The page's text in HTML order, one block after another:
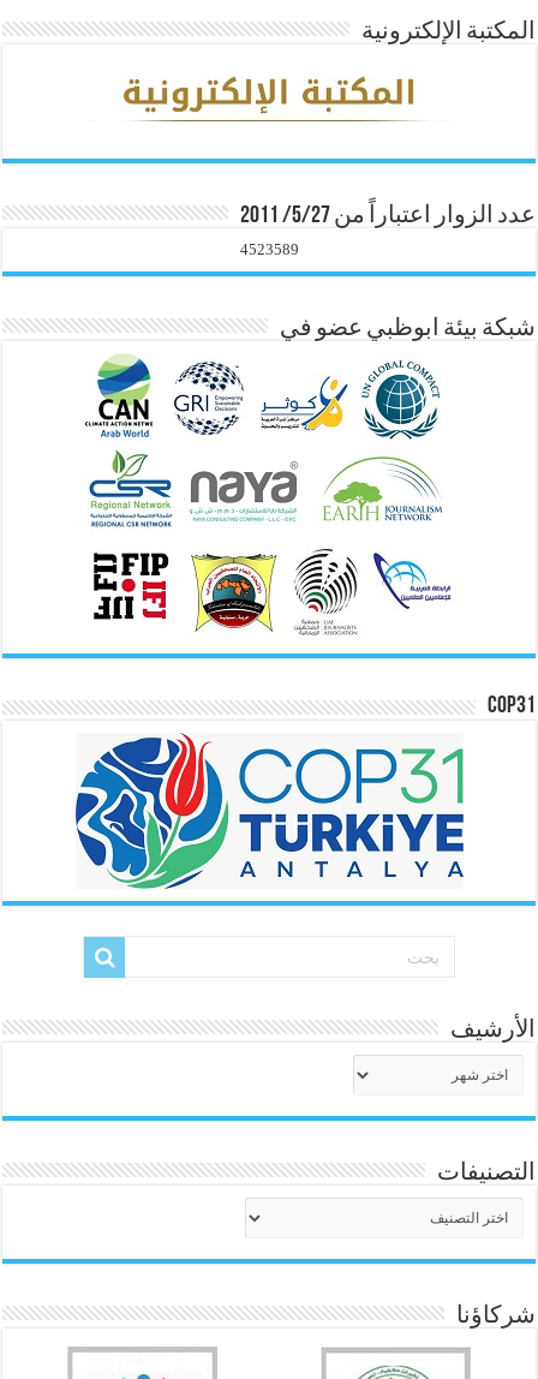
المكتبة الإلكترونية
عدد الزوار اعتباراً من 5/27/ 2011
4523589
شبكة بيئة ابوظبي عضو في
COP31
الأرشيف
التصنيفات
شركاؤنا